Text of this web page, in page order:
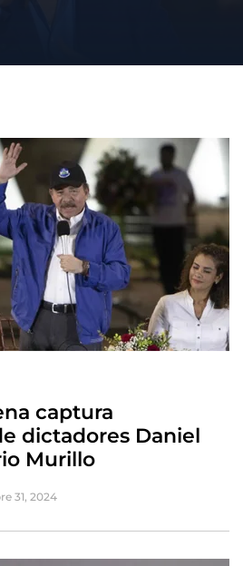
captura
dictadores Daniel
Murillo
31, 2024